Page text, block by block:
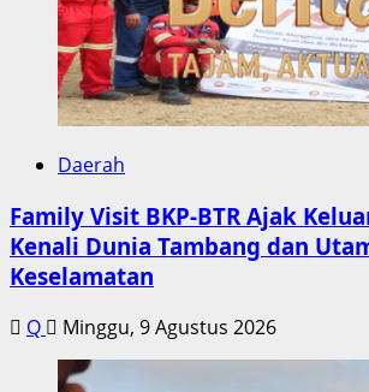
Daerah
Family Visit BKP-BTR Ajak
Kenali Dunia Tambang dan
Keselamatan
Q Minggu, 9 Agustus 2026